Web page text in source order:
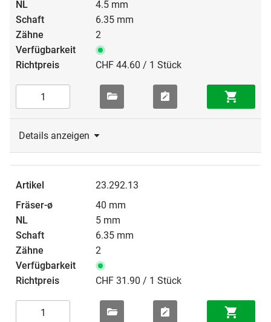
4.5 mm
6.35 mm
2
CHF 44.60 / 1 Stück
Details anzeigen
23.292.13
40 mm
5 mm
6.35 mm
2
CHF 31.90 / 1 Stück